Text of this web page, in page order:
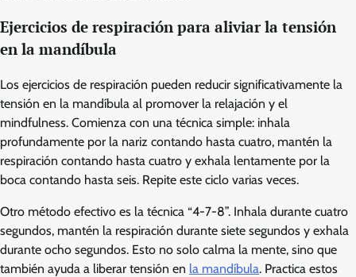
Ejercicios de respiración para aliviar la tensión
en la mandíbula
Los ejercicios de respiración pueden reducir significativamente la
tensión en la mandíbula al promover la relajación y el
mindfulness. Comienza con una técnica simple: inhala
profundamente por la nariz contando hasta cuatro, mantén la
respiración contando hasta cuatro y exhala lentamente por la
boca contando hasta seis. Repite este ciclo varias veces.
Otro método efectivo es la técnica “4-7-8”. Inhala durante cuatro
segundos, mantén la respiración durante siete segundos y exhala
durante ocho segundos. Esto no solo calma la mente, sino que
también ayuda a liberar tensión en la mandíbula. Practica estos